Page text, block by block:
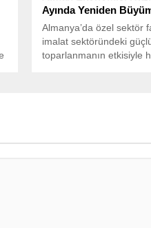
Ayında Yeniden
Almanya’da özel sektör
imalat sektöründeki
toparlanmanın etkisiyle